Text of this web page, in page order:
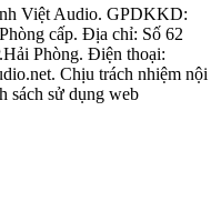
Việt Audio. GPDKKD:
cấp. Địa chỉ: Số 62
Phòng. Điện thoại:
Chịu trách nhiệm nội
sách sử dụng web